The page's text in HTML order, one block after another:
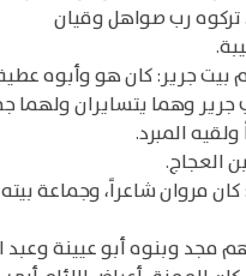
تركوه رب صواهل وقيان
بيت جرير: كان هو وأبوه
جرير وهما يتسايران
المبرد.
العجاج.
مروان شاعراً، وجماعة
مجد وبنوه أبو عيينة وعبد